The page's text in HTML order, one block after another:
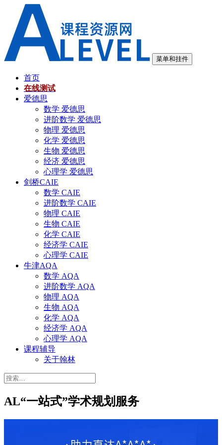
菜单和挂件
首页
在线测试
爱德思
数学 爱德思
进阶数学 爱德思
物理 爱德思
化学 爱德思
生物 爱德思
经济 爱德思
心理学 爱德思
剑桥CAIE
数学 CAIE
进阶数学 CAIE
物理 CAIE
生物 CAIE
化学 CAIE
经济学 CAIE
心理学 CAIE
牛津AQA
数学 AQA
进阶数学 AQA
物理 AQA
生物 AQA
化学 AQA
经济学 AQA
心理学 AQA
课程辅导
关于翰林
搜
AL“一站式”学术规划服务